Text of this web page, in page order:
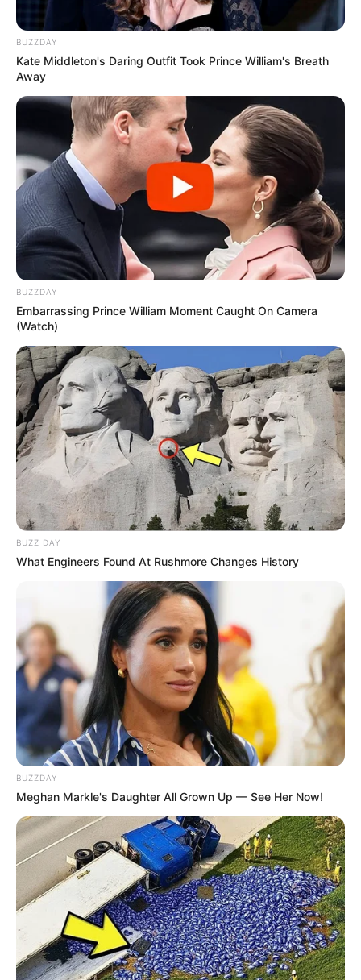
BUZZDAY
Kate Middleton's Daring Outfit Took Prince William's Breath
Away
BUZZDAY
Embarrassing Prince William Moment Caught On Camera
(Watch)
BUZZ DAY
What Engineers Found At Rushmore Changes History
BUZZDAY
Meghan Markle's Daughter All Grown Up — See Her Now!